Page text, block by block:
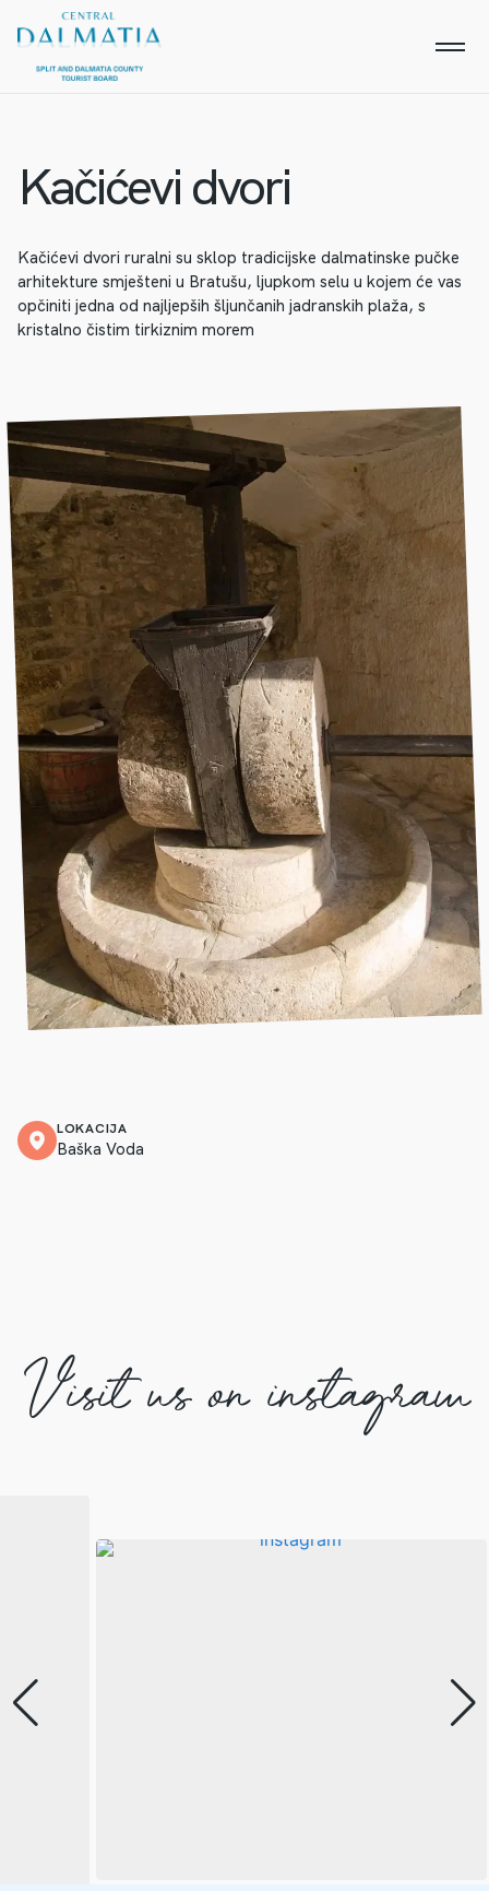
Kačićevi dvori
Kačićevi dvori ruralni su sklop tradicijske dalmatinske pučke
arhitekture smješteni u Bratušu, ljupkom selu u kojem će vas
opčiniti jedna od najljepših šljunčanih jadranskih plaža, s
kristalno čistim tirkiznim morem
LOKACIJA
Baška Voda
Visit us on instagram